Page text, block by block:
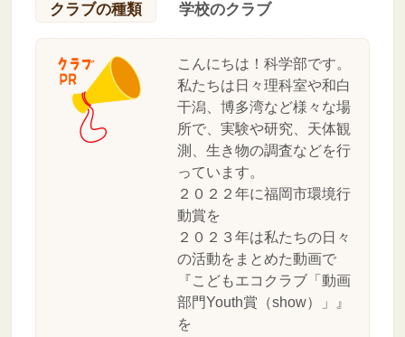
クラブの種類
学校のクラブ
こんにちは！科学部です。
私たちは日々理科室や和白
干潟、博多湾など様々な場
所で、実験や研究、天体観
測、生き物の調査などを行
っています。
２０２２年に福岡市環境行
動賞を
２０２３年は私たちの日々
の活動をまとめた動画で
『こどもエコクラブ「動画
部門Youth賞（show）」』
を